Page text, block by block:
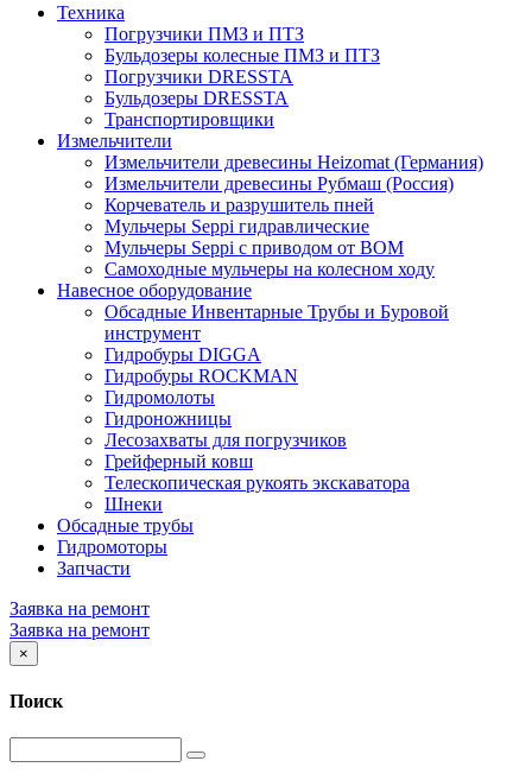
Техника
Погрузчики ПМЗ и ПТЗ
Бульдозеры колесные ПМЗ и ПТЗ
Погрузчики DRESSTA
Бульдозеры DRESSTA
Транспортировщики
Измельчители
Измельчители древесины Heizomat (Германия)
Измельчители древесины Рубмаш (Россия)
Корчеватель и разрушитель пней
Мульчеры Seppi гидравлические
Мульчеры Seppi с приводом от ВОМ
Самоходные мульчеры на колесном ходу
Навесное оборудование
Обсадные Инвентарные Трубы и Буровой
инструмент
Гидробуры DIGGA
Гидробуры ROCKMAN
Гидромолоты
Гидроножницы
Лесозахваты для погрузчиков
Грейферный ковш
Телескопическая рукоять экскаватора
Шнеки
Обсадные трубы
Гидромоторы
Запчасти
Заявка на ремонт
Заявка на ремонт
×
Поиск